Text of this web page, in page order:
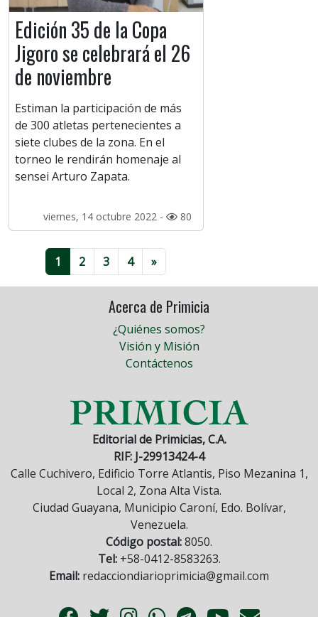
Edición 35 de la Copa
Jigoro se celebrará el 26
de noviembre
Estiman la participación de más
de 300 atletas pertenecientes a
siete clubes de la zona. En el
torneo le rendirán homenaje al
sensei Arturo Zapata.
viernes, 14 octubre 2022 - 80
1 2 3 4 »
Acerca de Primicia
¿Quiénes somos?
Visión y Misión
Contáctenos
Editorial de Primicias, C.A.
RIF: J-29913424-4
Calle Cuchivero, Edificio Torre Atlantis, Piso Mezanina 1,
Local 2, Zona Alta Vista.
Ciudad Guayana, Municipio Caroní, Edo. Bolívar,
Venezuela.
Código postal:8050.
Tel:+58-0412-8583263.
Email: redacciondiarioprimicia@gmail.com